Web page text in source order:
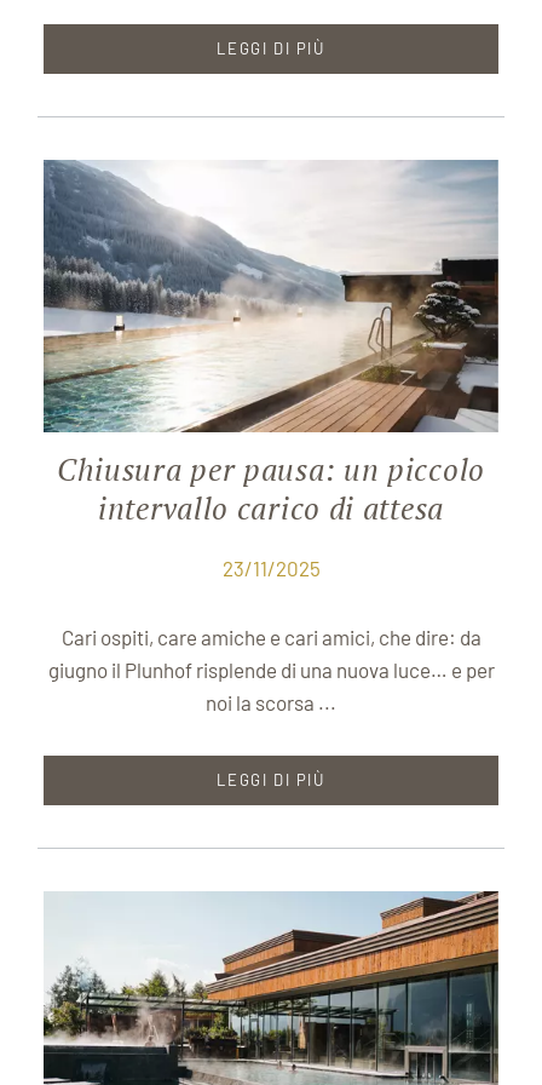
LEGGI DI PIÙ
Chiusura per pausa: un piccolo
intervallo carico di attesa
23/11/2025
Cari ospiti, care amiche e cari amici, che dire: da
giugno il Plunhof risplende di una nuova luce… e per
noi la scorsa ...
LEGGI DI PIÙ